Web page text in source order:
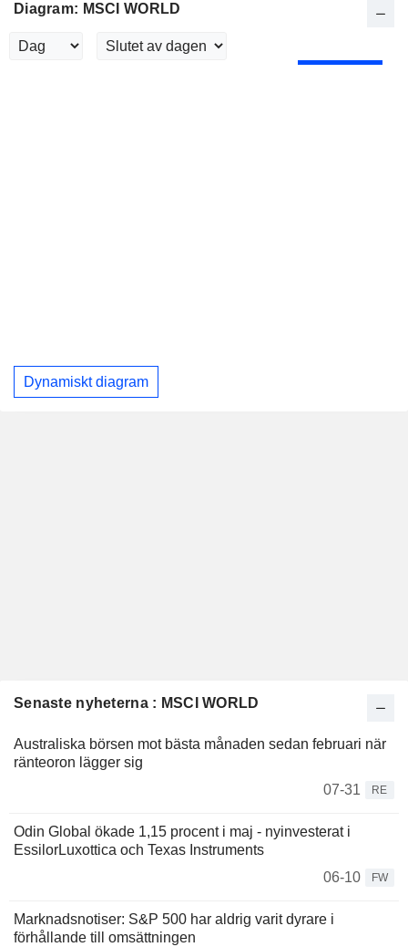
Diagram: MSCI WORLD
Dynamiskt diagram
Senaste nyheterna : MSCI WORLD
Australiska börsen mot bästa månaden sedan februari när
ränteoron lägger sig
07-31
RE
Odin Global ökade 1,15 procent i maj - nyinvesterat i
EssilorLuxottica och Texas Instruments
06-10
FW
Marknadsnotiser: S&P 500 har aldrig varit dyrare i
förhållande till omsättningen